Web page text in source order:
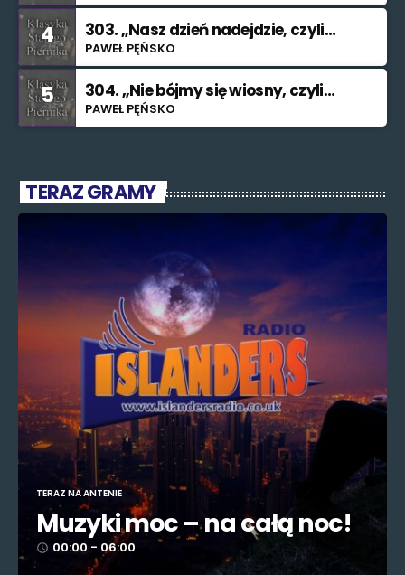
4
303. „Nasz dzień nadejdzie, czyli
bilet na Księżyc”.”
PAWEŁ PĘŃSKO
5
304. „Nie bójmy się wiosny, czyli
znajdę cię (nieważne kiedy i jak)”.
PAWEŁ PĘŃSKO
TERAZ GRAMY
TERAZ NA ANTENIE
Muzyki moc – na całą noc!
access_time 00:00 - 06:00